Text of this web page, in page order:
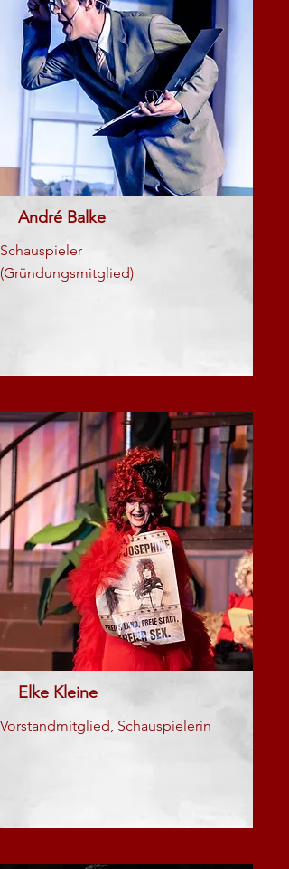
André Balke
Schauspieler
(Gründungsmitglied)
Elke Kleine
Vorstandmitglied, Schauspielerin